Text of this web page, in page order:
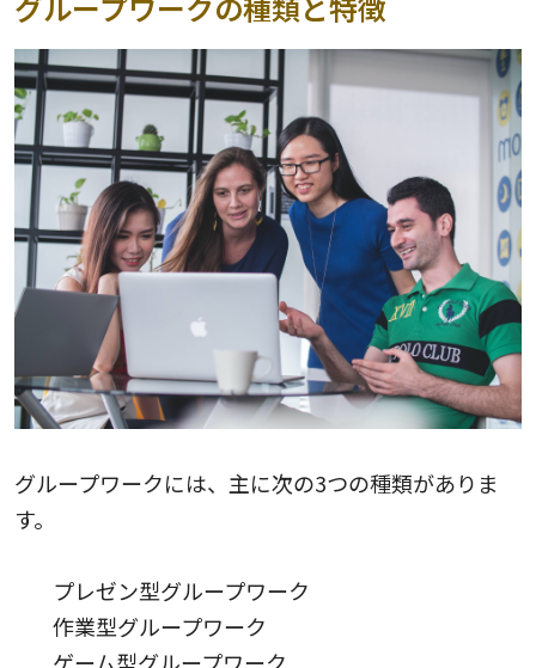
グループワークには、主に次の3つの種類がありま
す。
プレゼン型グループワーク
作業型グループワーク
ゲーム型グループワーク